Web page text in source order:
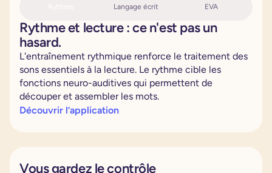
Langage écrit EVA
Rythme et lecture : ce n'est pas un
hasard.
L'entraînement rythmique renforce le traitement des
sons essentiels à la lecture. Le rythme cible les
fonctions neuro-auditives qui permettent de
découper et assembler les mots.
Découvrir l’application
Vous gardez le contrôle